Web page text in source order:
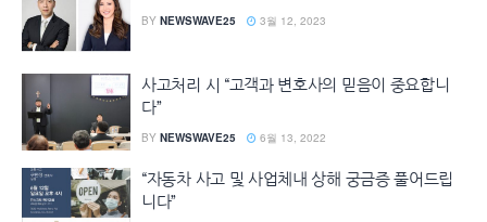
BY NEWSWAVE25 3월 12, 2023
사고처리 시 “고객과 변호사의 믿음이 중요합니
다”
BY NEWSWAVE25 6월 13, 2022
“자동차 사고 및 사업체내 상해 궁금증 풀어드립
니다”